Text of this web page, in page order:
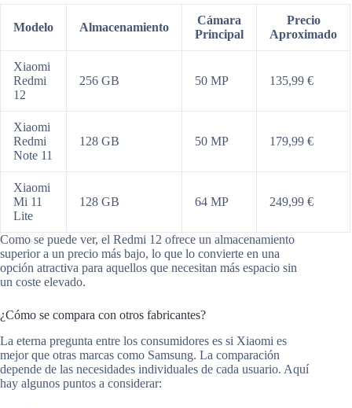
Modelo Almacenamiento
Cámara
Principal
Precio
Aproximado
Xiaomi
Redmi
12
256 GB 50 MP 135,99 €
Xiaomi
Redmi
Note 11
128 GB 50 MP 179,99 €
Xiaomi
Mi 11
Lite
128 GB 64 MP 249,99 €
Como se puede ver, el Redmi 12 ofrece un almacenamiento
superior a un precio más bajo, lo que lo convierte en una
opción atractiva para aquellos que necesitan más espacio sin
un coste elevado.
¿Cómo se compara con otros fabricantes?
La eterna pregunta entre los consumidores es si Xiaomi es
mejor que otras marcas como Samsung. La comparación
depende de las necesidades individuales de cada usuario. Aquí
hay algunos puntos a considerar: